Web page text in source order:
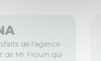
de l'agence
de Mr Frouin qui